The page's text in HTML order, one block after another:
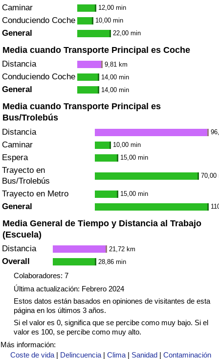
Caminar 12,00 min
Conduciendo Coche 10,00 min
General 22,00 min
Media cuando Transporte Principal es Coche
Distancia 9,81 km
Conduciendo Coche 14,00 min
General 14,00 min
Media cuando Transporte Principal es
Bus/Trolebús
Distancia
Caminar 10,00 min
Espera 15,00 min
Trayecto en
Bus/Trolebús
70,00
Trayecto en Metro 15,00 min
General
Media General de Tiempo y Distancia al Trabajo
(Escuela)
Distancia 21,72 km
Overall 28,86 min
Colaboradores: 7
Última actualización: Febrero 2024
Estos datos están basados en opiniones de visitantes de esta
página en los últimos 3 años.
Si el valor es 0, significa que se percibe como muy bajo. Si el
valor es 100, se percibe como muy alto.
Más información:
Coste de vida | Delincuencia |Clima | Sanidad |Contaminación